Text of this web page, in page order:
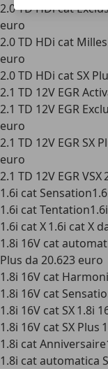
2.0 TD HDi cat
euro
2.0 TD HDi cat
euro
2.0 TD HDi cat SX
2.1 TD 12V EGR
2.1 TD 12V EGR
euro
2.1 TD 12V EGR SX
euro
2.1 TD 12V EGR
1.6i cat
1.6i cat
1.6i cat X 1.6i cat X
1.8i 16V cat
Plus da 20.623 euro
1.8i 16V cat
1.8i 16V cat
1.8i 16V cat SX 1.8i
1.8i 16V cat SX Plus
1.8i cat
1.8i cat automatica